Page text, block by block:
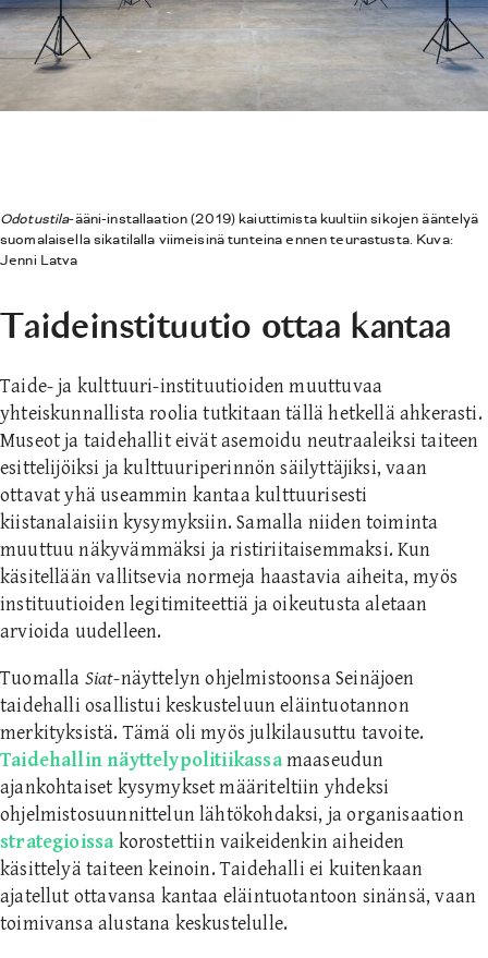
Odotustila-ääni-installaation (2019) kaiuttimista kuultiin sikojen ääntelyä
suomalaisella sikatilalla viimeisinä tunteina ennen teurastusta. Kuva:
Jenni Latva
Taideinstituutio ottaa kantaa
Taide- ja kulttuuri-instituutioiden muuttuvaa
yhteiskunnallista roolia tutkitaan tällä hetkellä ahkerasti.
Museot ja taidehallit eivät asemoidu neutraaleiksi taiteen
esittelijöiksi ja kulttuuriperinnön säilyttäjiksi, vaan
ottavat yhä useammin kantaa kulttuurisesti
kiistanalaisiin kysymyksiin. Samalla niiden toiminta
muuttuu näkyvämmäksi ja ristiriitaisemmaksi. Kun
käsitellään vallitsevia normeja haastavia aiheita, myös
instituutioiden legitimiteettiä ja oikeutusta aletaan
arvioida uudelleen.
Tuomalla Siat-näyttelyn ohjelmistoonsa Seinäjoen
taidehalli osallistui keskusteluun eläintuotannon
merkityksistä. Tämä oli myös julkilausuttu tavoite.
Taidehallin näyttelypolitiikassamaaseudun
ajankohtaiset kysymykset määriteltiin yhdeksi
ohjelmistosuunnittelun lähtökohdaksi, ja organisaation
strategioissakorostettiin vaikeidenkin aiheiden
käsittelyä taiteen keinoin. Taidehalli ei kuitenkaan
ajatellut ottavansa kantaa eläintuotantoon sinänsä, vaan
toimivansa alustana keskustelulle.